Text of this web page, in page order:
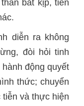
bắt kịp, tiến
diễn ra không
đòi hỏi tinh
động quyết
thức; chuyển
và thực hiện